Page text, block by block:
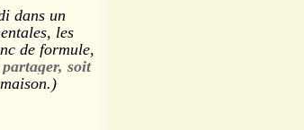
dans un
les
de formule,
soit